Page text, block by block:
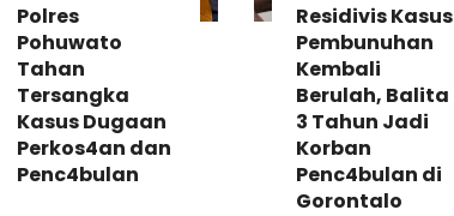
Polres
Pohuwato
Tahan
Tersangka
Kasus Dugaan
Perkos4an dan
Penc4bulan
Residivis Kasus
Pembunuhan
Kembali
Berulah, Balita
3 Tahun Jadi
Korban
Penc4bulan di
Gorontalo